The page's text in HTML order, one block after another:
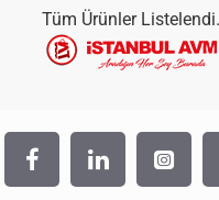
Tüm Ürünler Listelendi.